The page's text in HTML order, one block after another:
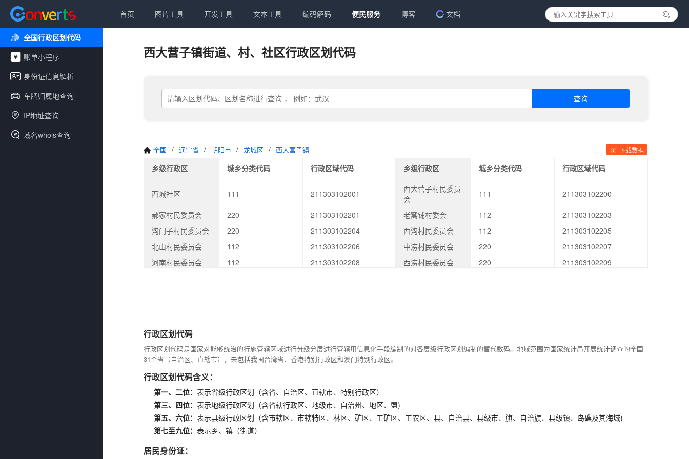
首页 图片工具 开发工具 文本工具 编码解码 便民服务 博客 文档
全国行政区划代码
账单小程序
身份证信息解析
车牌归属地查询
IP地址查询
域名whois查询
西大营子镇街道、村、社区行政区划代码
查询
全国 / 辽宁省 / 朝阳市 / 龙城区 / 西大营子镇 下载数据
乡级行政区 城乡分类代码 行政区域代码 乡级行政区 城乡分类代码 行政区域代码
西城社区 111 211303102001
西大营子村民委员
会
111 211303102200
郝家村民委员会 220 211303102201 老窝铺村委会 112
211303102203
沟门子村民委员会
220 211303102204 西沟村民委员会 112
211303102205
北山村民委员会
112 211303102206 中涝村民委员会 220
211303102207
河南村民委员会
112 211303102208 西涝村民委员会 220 211303102209
行政区划代码
行政区划代码是国家对能够统治的行施管辖区域进行分级分层进行管辖用信息化手段编制的对各层级行政区划编制的替代数码。地域范围为国家统计局开展统计调查的全国
31个省（自治区、直辖市），未包括我国台湾省、香港特别行政区和澳门特别行政区。
行政区划代码含义：
第一、二位： 表示省级行政区划（含省、自治区、直辖市、特别行政区）
第三、四位： 表示地级行政区划（含省辖行政区、地级市、自治州、地区、盟)
第五、六位： 表示县级行政区划（含市辖区、市辖特区、林区、矿区、工矿区、工农区、县、自治县、县级市、旗、自治旗、县级镇、岛礁及其海域)
第七至九位： 表示乡、镇（街道）
居民身份证：